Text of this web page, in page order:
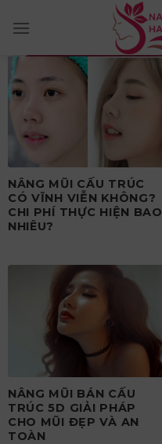
NÂNG MŨI CẤU TRÚC
CÓ VĨNH VIỄN KHÔNG?
CHI PHÍ THỰC HIỆN BAO
NHIÊU?
NÂNG MŨI BÁN CẤU
TRÚC 5D GIẢI PHÁP
CHO MŨI ĐẸP VÀ AN
TOÀN